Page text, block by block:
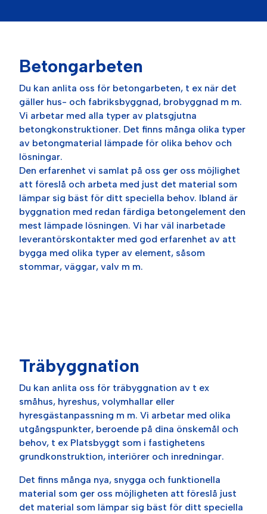
Betongarbeten
Du kan anlita oss för betongarbeten, t ex när det
gäller hus- och fabriksbyggnad, brobyggnad m m.
Vi arbetar med alla typer av platsgjutna
betongkonstruktioner. Det finns många olika typer
av betongmaterial lämpade för olika behov och
lösningar.
Den erfarenhet vi samlat på oss ger oss möjlighet
att föreslå och arbeta med just det material som
lämpar sig bäst för ditt speciella behov. Ibland är
byggnation med redan färdiga betongelement den
mest lämpade lösningen. Vi har väl inarbetade
leverantörskontakter med god erfarenhet av att
bygga med olika typer av element, såsom
stommar, väggar, valv m m.
Träbyggnation
Du kan anlita oss för träbyggnation av t ex
småhus, hyreshus, volymhallar eller
hyresgästanpassning m m. Vi arbetar med olika
utgångspunkter, beroende på dina önskemål och
behov, t ex Platsbyggt som i fastighetens
grundkonstruktion, interiörer och inredningar.
Det finns många nya, snygga och funktionella
material som ger oss möjligheten att föreslå just
det material som lämpar sig bäst för ditt speciella